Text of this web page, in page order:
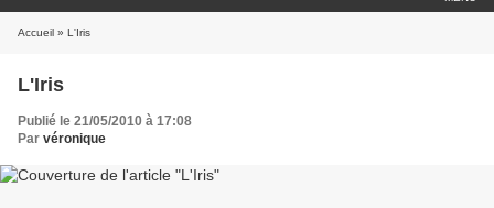
Accueil » L'Iris
L'Iris
Publié le 21/05/2010 à 17:08
Par véronique